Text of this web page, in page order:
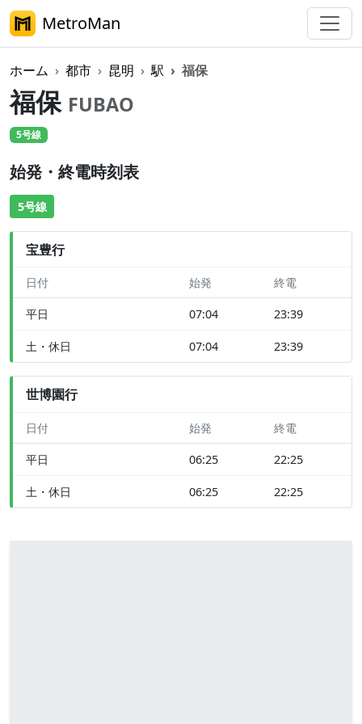
MetroMan
ホーム 都市 昆明 駅 福保
福保 FUBAO
5号線
始発・終電時刻表
5号線
宝豊行
日付 始発 終電
平日 07:04 23:39
土・休日 07:04 23:39
世博園行
日付 始発 終電
平日 06:25 22:25
土・休日 06:25 22:25